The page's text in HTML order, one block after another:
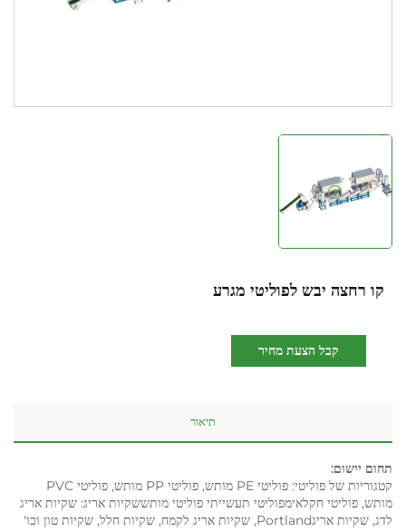
קו רחצה יבש לפוליטי מגרע
קבל הצעת מחיר
תיאור
תחום יישום:
קטגוריות של פוליטי: פוליטי PE מותש, פוליטי PP מותש, פוליטי PVC
מותש, פוליטי חקלאימפוליטי תעשייתי פוליטי מותששקיות אריג: שקיות אריג
לדג, שקיות אריגPortland, שקיות אריג לקמח, שקיות חלל, שקיות טון וכו'